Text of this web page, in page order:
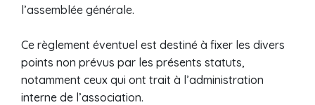
l’assemblée générale.
Ce règlement éventuel est destiné à fixer les divers
points non prévus par les présents statuts,
notamment ceux qui ont trait à l’administration
interne de l’association.